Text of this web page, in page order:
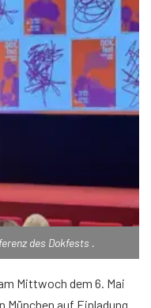
des Dokfests .
Mittwoch dem 6. Mai
München auf Einladung